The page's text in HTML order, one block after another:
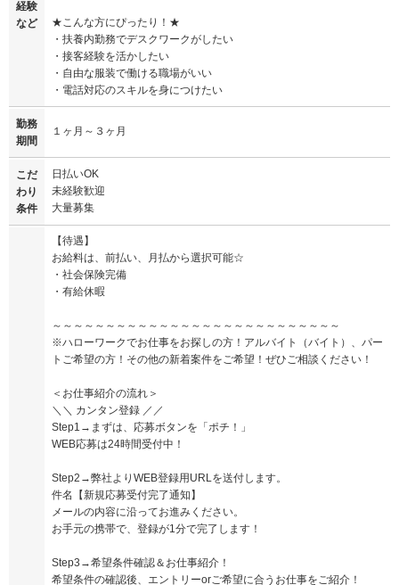
経験
など
★こんな方にぴったり！★
・扶養内勤務でデスクワークがしたい
・接客経験を活かしたい
・自由な服装で働ける職場がいい
・電話対応のスキルを身につけたい
勤務
期間
１ヶ月～３ヶ月
こだ
わり
条件
日払いOK
未経験歓迎
大量募集
【待遇】
お給料は、前払い、月払から選択可能☆
・社会保険完備
・有給休暇
～～～～～～～～～～～～～～～～～～～～～～～～～～～
※ハローワークでお仕事をお探しの方！アルバイト（バイト）、パー
トご希望の方！その他の新着案件をご希望！ぜひご相談ください！
＜お仕事紹介の流れ＞
＼＼ カンタン登録 ／／
Step1→まずは、応募ボタンを「ポチ！」
WEB応募は24時間受付中！
Step2→弊社よりWEB登録用URLを送付します。
件名【新規応募受付完了通知】
メールの内容に沿ってお進みください。
お手元の携帯で、登録が1分で完了します！
Step3→希望条件確認＆お仕事紹介！
希望条件の確認後、エントリーorご希望に合うお仕事をご紹介！